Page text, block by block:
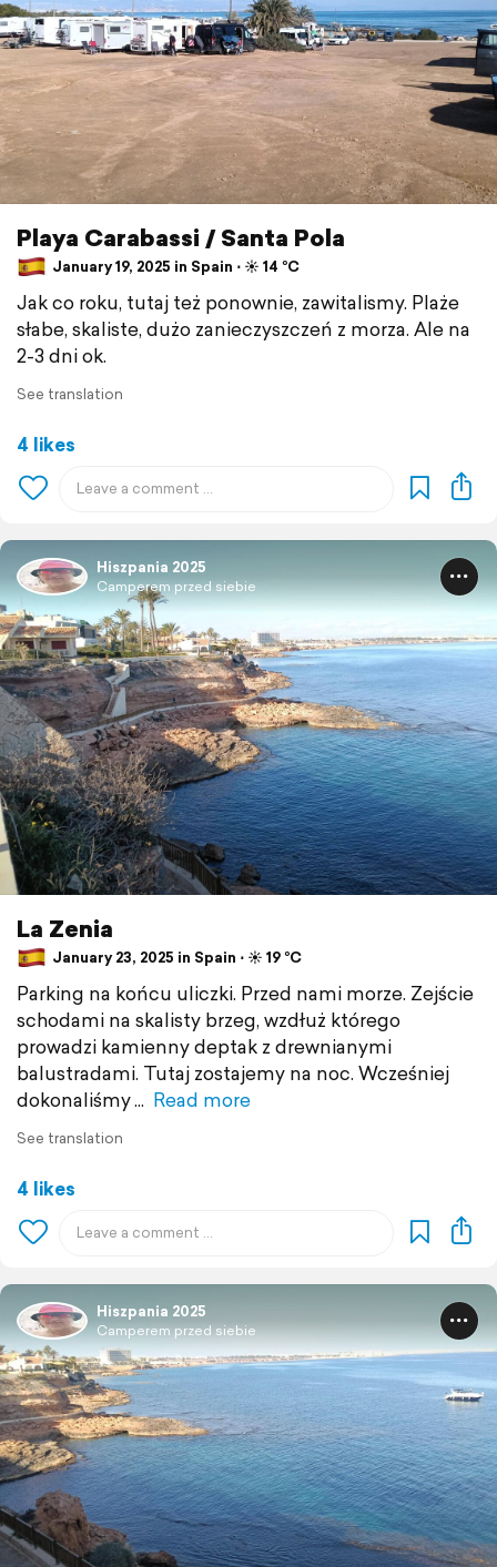
Playa Carabassi / Santa Pola
January 19, 2025 in Spain ⋅ ☀️ 14 °C
Jak co roku, tutaj też ponownie, zawitalismy. Plaże
słabe, skaliste, dużo zanieczyszczeń z morza. Ale na
2-3 dni ok.
See translation
4 likes
Hiszpania 2025
Camperem przed siebie
La Zenia
January 23, 2025 in Spain ⋅ ☀️ 19 °C
Parking na końcu uliczki. Przed nami morze. Zejście
schodami na skalisty brzeg, wzdłuż którego
prowadzi kamienny deptak z drewnianymi
balustradami. Tutaj zostajemy na noc. Wcześniej
dokonaliśmy
Read more
See translation
4 likes
Hiszpania 2025
Camperem przed siebie